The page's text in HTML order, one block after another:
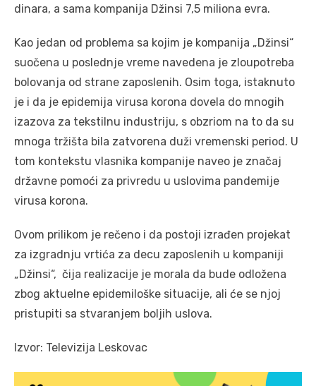
dinara, a sama kompanija Džinsi 7,5 miliona evra.
Kao jedan od problema sa kojim je kompanija „Džinsi“
suočena u poslednje vreme navedena je zloupotreba
bolovanja od strane zaposlenih. Osim toga, istaknuto
je i da je epidemija virusa korona dovela do mnogih
izazova za tekstilnu industriju, s obzriom na to da su
mnoga tržišta bila zatvorena duži vremenski period. U
tom kontekstu vlasnika kompanije naveo je značaj
državne pomoći za privredu u uslovima pandemije
virusa korona.
Ovom prilikom je rečeno i da postoji izrađen projekat
za izgradnju vrtića za decu zaposlenih u kompaniji
„Džinsi“, čija realizacije je morala da bude odložena
zbog aktuelne epidemiloške situacije, ali će se njoj
pristupiti sa stvaranjem boljih uslova.
Izvor: Televizija Leskovac